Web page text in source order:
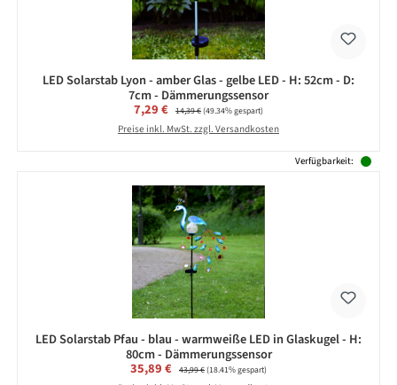
LED Solarstab Lyon - amber Glas - gelbe LED - H: 52cm - D:
7cm - Dämmerungssensor
Verkaufspreis:
7,29 € Regulärer Preis:
14,39 €(49.34% gespart)
Preise inkl. MwSt. zzgl. Versandkosten
Verfügbarkeit:
LED Solarstab Pfau - blau - warmweiße LED in Glaskugel - H:
80cm - Dämmerungssensor
Verkaufspreis:
35,89 € Regulärer Preis:
43,99 €(18.41% gespart)